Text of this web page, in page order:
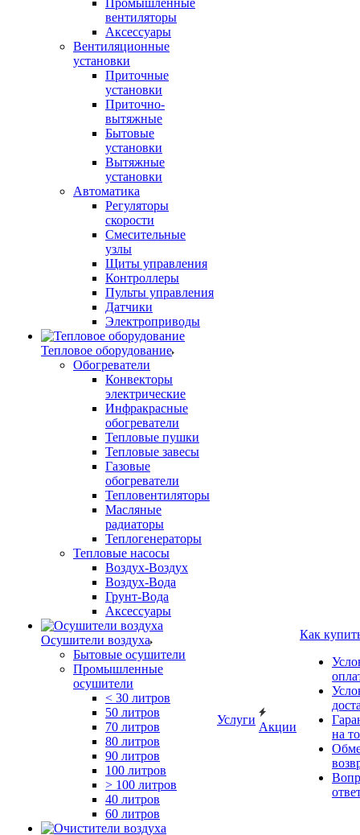
Промышленные
вентиляторы
Аксессуары
Вентиляционные
установки
Приточные
установки
Приточно-
вытяжные
Бытовые
установки
Вытяжные
установки
Автоматика
Регуляторы
скорости
Смесительные
узлы
Щиты управления
Контроллеры
Пульты управления
Датчики
Электроприводы
Тепловое оборудование
Обогреватели
Конвекторы
электрические
Инфракрасные
обогреватели
Тепловые пушки
Тепловые завесы
Газовые
обогреватели
Тепловентиляторы
Масляные
радиаторы
Теплогенераторы
Тепловые насосы
Воздух-Воздух
Воздух-Вода
Грунт-Вода
Аксессуары
Осушители воздуха
Бытовые осушители
Промышленные
осушители
< 30 литров
50 литров
70 литров
80 литров
90 литров
100 литров
> 100 литров
40 литров
60 литров
Услуги
Акции
Как
на